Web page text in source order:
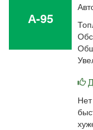
А-95